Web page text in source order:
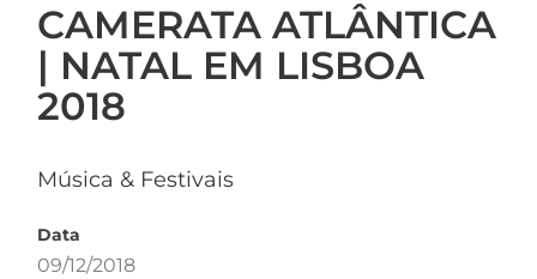
CAMERATA ATLÂNTICA
| NATAL EM LISBOA
2018
Música & Festivais
Data
09/12/2018